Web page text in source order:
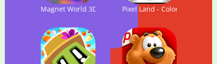
Magnet World 3D - Build by Number, Magnetic Balls
Pixel Land - Colors by